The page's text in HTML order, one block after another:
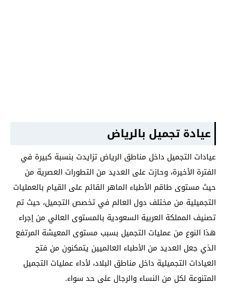
عيادة تجميل بالرياض
عيادات التجميل داخل مناطق الرياض تزايدت بنسبة كبيرة في
الفترة الأخيرة، وحازت على العديد من التطورات العصرية من
حيث مستوى طاقم الأطباء الماهر القائم على القيام بالعمليات
التجميلية من مختلف دول العالم في تخصص التجميل، حيث تم
تصنيف المملكة العربية السعودية بالمستوى العالي من إجراء
هذا النوع من عمليات التجميل بسبب مستوى المعيشة المرتفع
الذي جعل العديد من الأطباء العالميين يتمكنون من فتح
العيادات التجميلية داخل مناطق البلاد، لأداء عمليات التجميل
المتنوعة لكل من النساء والرجال على حد سواء.